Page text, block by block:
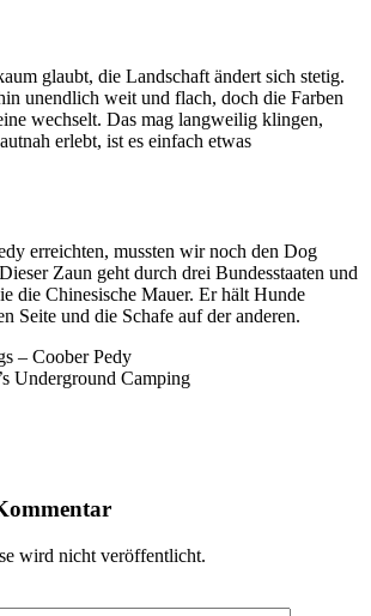
glaubt, die Landschaft ändert sich stetig.
unendlich weit und flach, doch die Farben
wechselt. Das mag langweilig klingen,
erlebt, ist es einfach etwas
erreichten, mussten wir noch den Dog
Zaun geht durch drei Bundesstaaten und
die Chinesische Mauer. Er hält Hunde
Seite und die Schafe auf der anderen.
– Coober Pedy
Underground Camping
wird nicht veröffentlicht.